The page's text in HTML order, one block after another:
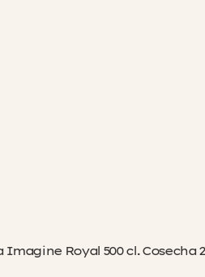
Royal 500 cl. Cosecha